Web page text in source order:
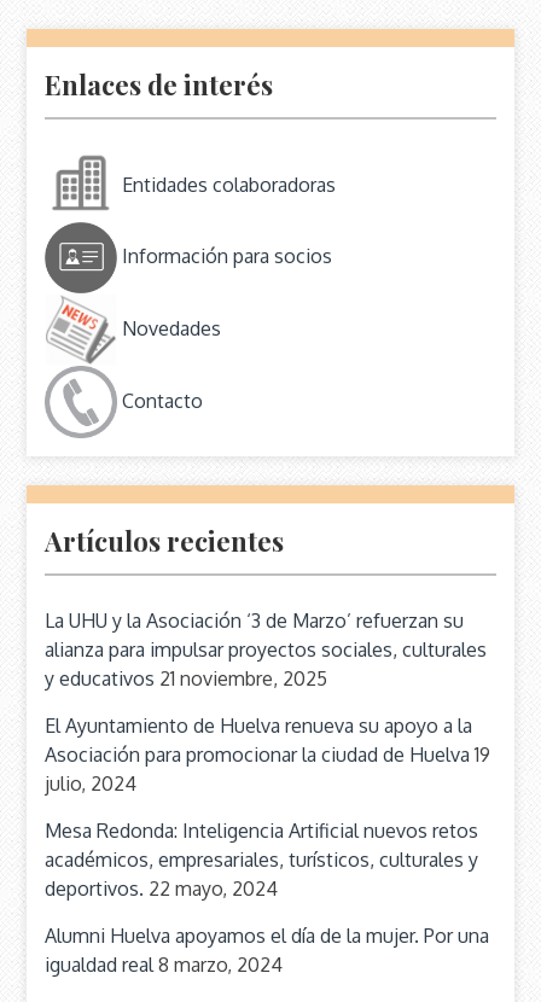
Enlaces de interés
Entidades colaboradoras
Información para socios
Novedades
Contacto
Artículos recientes
La UHU y la Asociación ‘3 de Marzo’ refuerzan su
alianza para impulsar proyectos sociales, culturales
y educativos 21 noviembre, 2025
El Ayuntamiento de Huelva renueva su apoyo a la
Asociación para promocionar la ciudad de Huelva 19
julio, 2024
Mesa Redonda: Inteligencia Artificial nuevos retos
académicos, empresariales, turísticos, culturales y
deportivos. 22 mayo, 2024
Alumni Huelva apoyamos el día de la mujer. Por una
igualdad real 8 marzo, 2024